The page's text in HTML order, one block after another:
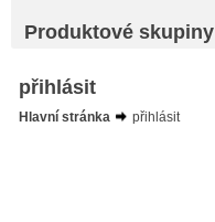
Produktové skupiny
přihlásit
Hlavní stránka
přihlásit